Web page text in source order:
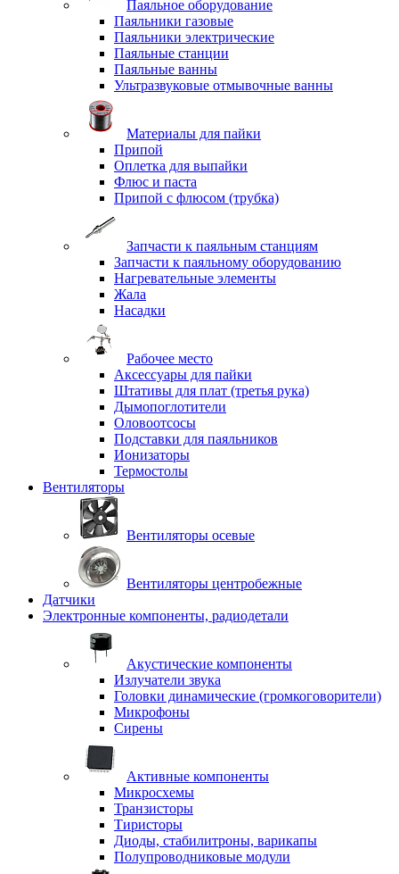
Паяльное оборудование
Паяльники газовые
Паяльники электрические
Паяльные станции
Паяльные ванны
Ультразвуковые отмывочные ванны
Материалы для пайки
Припой
Оплетка для выпайки
Флюс и паста
Припой с флюсом (трубка)
Запчасти к паяльным станциям
Запчасти к паяльному оборудованию
Нагревательные элементы
Жала
Насадки
Рабочее место
Аксессуары для пайки
Штативы для плат (третья рука)
Дымопоглотители
Оловоотсосы
Подставки для паяльников
Ионизаторы
Термостолы
Вентиляторы
Вентиляторы осевые
Вентиляторы центробежные
Датчики
Электронные компоненты, радиодетали
Акустические компоненты
Излучатели звука
Головки динамические (громкоговорители)
Микрофоны
Сирены
Активные компоненты
Микросхемы
Транзисторы
Тиристоры
Диоды, стабилитроны, варикапы
Полупроводниковые модули